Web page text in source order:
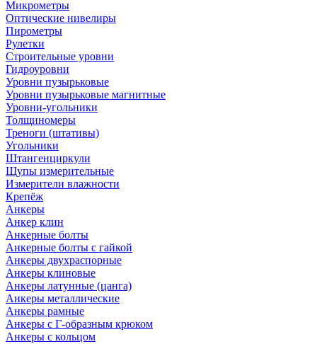
Микрометры
Оптические нивелиры
Пирометры
Рулетки
Строительные уровни
Гидроуровни
Уровни пузырьковые
Уровни пузырьковые магнитные
Уровни-угольники
Толщиномеры
Треноги (штативы)
Угольники
Штангенциркули
Щупы измерительные
Измерители влажности
Крепёж
Анкеры
Анкер клин
Анкерные болты
Анкерные болты с гайкой
Анкеры двухраспорные
Анкеры клиновые
Анкеры латунные (цанга)
Анкеры металлические
Анкеры рамные
Анкеры с Г-образным крюком
Анкеры с кольцом